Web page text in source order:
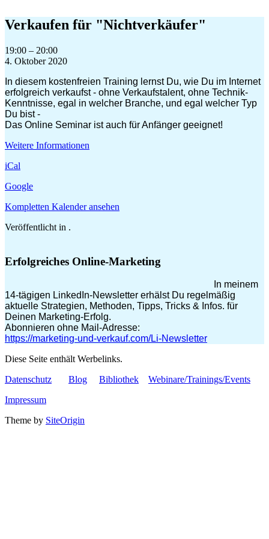
Inhalt
springen
Verkaufen für "Nichtverkäufer"
Verkaufen
für
19:00 – 20:00
4. Oktober 2020
In diesem kostenfreien Training lernst Du, wie Du im Internet
erfolgreich verkaufst - ohne Verkaufstalent, ohne Technik-
Kenntnisse, egal in welcher Branche, und egal welcher Typ
Du bist -
Das Online Seminar ist auch für Anfänger geeignet!
Weitere Informationen
iCal
Google
Kompletten Kalender ansehen
Veröffentlicht in .
Erfolgreiches Online-Marketing
In meinem
14-tägigen LinkedIn-Newsletter erhälst Du regelmäßig
aktuelle Strategien, Methoden, Tipps, Tricks & Infos. für
Deinen Marketing-Erfolg.
Abonnieren ohne Mail-Adresse:
https://marketing-und-verkauf.com/Li-Newsletter
Diese Seite enthält Werbelinks.
Datenschutz
Blog Bibliothek
Webinare/Trainings/Events
Impressum
Theme by SiteOrigin